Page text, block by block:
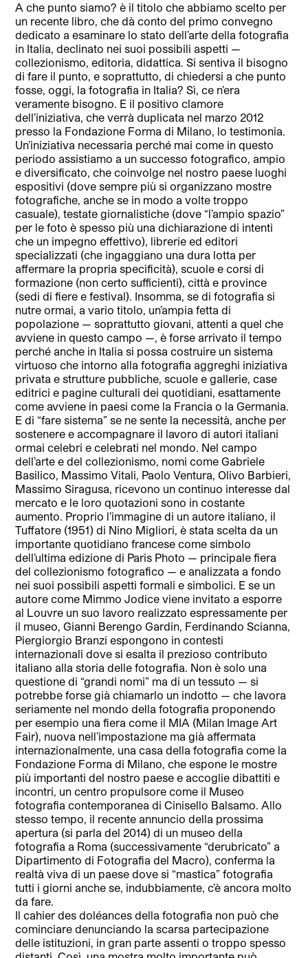
A che punto siamo? è il titolo che abbiamo scelto per
un recente libro, che dà conto del primo convegno
dedicato a esaminare lo stato dell’arte della fotografia
in Italia, declinato nei suoi possibili aspetti —
collezionismo, editoria, didattica. Si sentiva il bisogno
di fare il punto, e soprattutto, di chiedersi a che punto
fosse, oggi, la fotografia in Italia? Sì, ce n’era
veramente bisogno. E il positivo clamore
dell’iniziativa, che verrà duplicata nel marzo 2012
presso la Fondazione Forma di Milano, lo testimonia.
Un’iniziativa necessaria perché mai come in questo
periodo assistiamo a un successo fotografico, ampio
e diversificato, che coinvolge nel nostro paese luoghi
espositivi (dove sempre più si organizzano mostre
fotografiche, anche se in modo a volte troppo
casuale), testate giornalistiche (dove “l’ampio spazio”
per le foto è spesso più una dichiarazione di intenti
che un impegno effettivo), librerie ed editori
specializzati (che ingaggiano una dura lotta per
affermare la propria specificità), scuole e corsi di
formazione (non certo sufficienti), città e province
(sedi di fiere e festival). Insomma, se di fotografia si
nutre ormai, a vario titolo, un’ampia fetta di
popolazione — soprattutto giovani, attenti a quel che
avviene in questo campo —, è forse arrivato il tempo
perché anche in Italia si possa costruire un sistema
virtuoso che intorno alla fotografia aggreghi iniziativa
privata e strutture pubbliche, scuole e gallerie, case
editrici e pagine culturali dei quotidiani, esattamente
come avviene in paesi come la Francia o la Germania.
E di “fare sistema” se ne sente la necessità, anche per
sostenere e accompagnare il lavoro di autori italiani
ormai celebri e celebrati nel mondo. Nel campo
dell’arte e del collezionismo, nomi come Gabriele
Basilico, Massimo Vitali, Paolo Ventura, Olivo Barbieri,
Massimo Siragusa, ricevono un continuo interesse dal
mercato e le loro quotazioni sono in costante
aumento. Proprio l’immagine di un autore italiano, il
Tuffatore (1951) di Nino Migliori, è stata scelta da un
importante quotidiano francese come simbolo
dell’ultima edizione di Paris Photo — principale fiera
del collezionismo fotografico — e analizzata a fondo
nei suoi possibili aspetti formali e simbolici. E se un
autore come Mimmo Jodice viene invitato a esporre
al Louvre un suo lavoro realizzato espressamente per
il museo, Gianni Berengo Gardin, Ferdinando Scianna,
Piergiorgio Branzi espongono in contesti
internazionali dove si esalta il prezioso contributo
italiano alla storia delle fotografia. Non è solo una
questione di “grandi nomi” ma di un tessuto — si
potrebbe forse già chiamarlo un indotto — che lavora
seriamente nel mondo della fotografia proponendo
per esempio una fiera come il MIA (Milan Image Art
Fair), nuova nell’impostazione ma già affermata
internazionalmente, una casa della fotografia come la
Fondazione Forma di Milano, che espone le mostre
più importanti del nostro paese e accoglie dibattiti e
incontri, un centro propulsore come il Museo
fotografia contemporanea di Cinisello Balsamo. Allo
stesso tempo, il recente annuncio della prossima
apertura (si parla del 2014) di un museo della
fotografia a Roma (successivamente “derubricato” a
Dipartimento di Fotografia del Macro), conferma la
realtà viva di un paese dove si “mastica” fotografia
tutti i giorni anche se, indubbiamente, c’è ancora molto
da fare.
Il cahier des doléances della fotografia non può che
cominciare denunciando la scarsa partecipazione
delle istituzioni, in gran parte assenti o troppo spesso